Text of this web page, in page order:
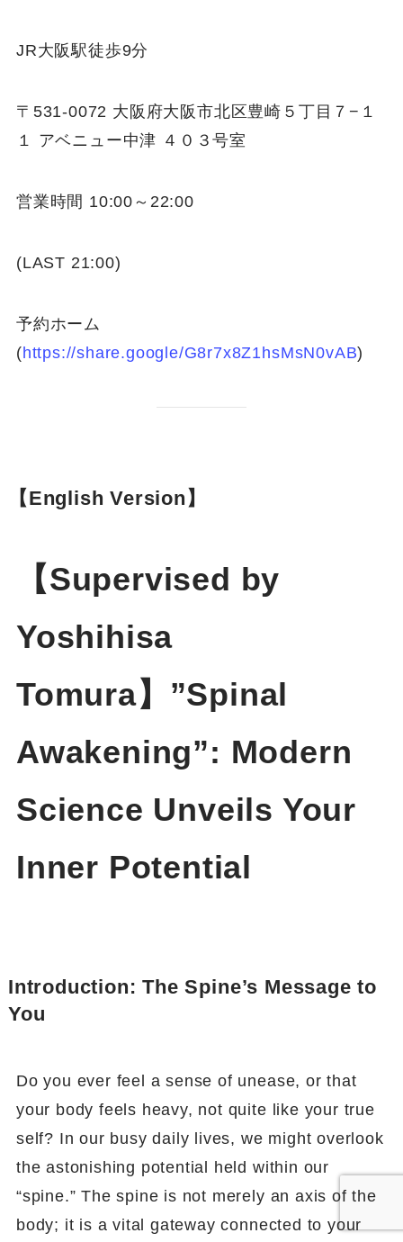
JR大阪駅徒歩9分
〒531-0072 大阪府大阪市北区豊崎５丁目７−１
１ アベニュー中津 ４０３号室
営業時間 10:00～22:00
(LAST 21:00)
予約ホーム
(https://share.google/G8r7x8Z1hsMsN0vAB)
【English Version】
【Supervised by
Yoshihisa
Tomura】”Spinal
Awakening”: Modern
Science Unveils Your
Inner Potential
Introduction: The Spine’s Message to
You
Do you ever feel a sense of unease, or that
your body feels heavy, not quite like your true
self? In our busy daily lives, we might overlook
the astonishing potential held within our
“spine.” The spine is not merely an axis of the
body; it is a vital gateway connected to your